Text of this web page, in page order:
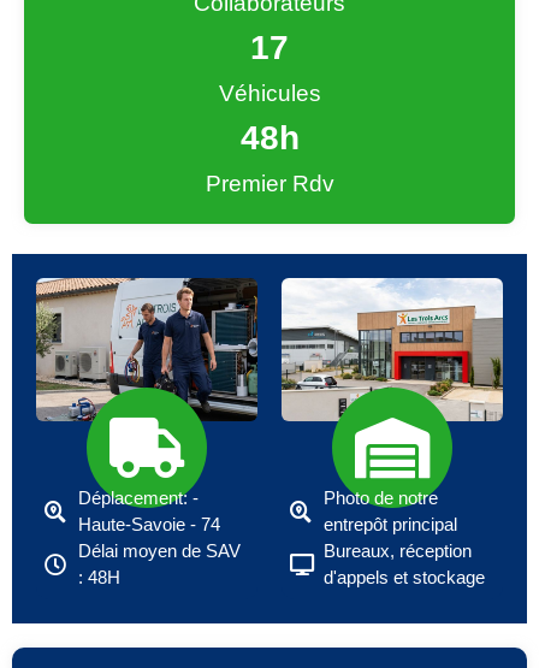
Véhicules
17
Premier Rdv
48h
Déplacement: -
Haute-Savoie - 74
Délai moyen de SAV
: 48H
Photo de notre
entrepôt principal
Bureaux, réception
d'appels et stockage